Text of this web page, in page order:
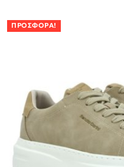
ΠΡΟΣΦΟΡΆ!